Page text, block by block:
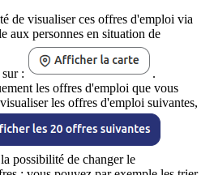
de visualiser ces offres d'emploi via
aux personnes en situation de
:
.
les offres d'emploi que vous
les offres d'emploi suivantes,
possibilité de changer le